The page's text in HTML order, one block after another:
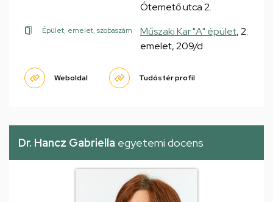
Ótemető utca 2.
Épület, emelet, szobaszám Műszaki Kar "A" épület, 2.
emelet, 209/d
Weboldal Tudóstér profil
Dr. Hancz Gabriella egyetemi docens